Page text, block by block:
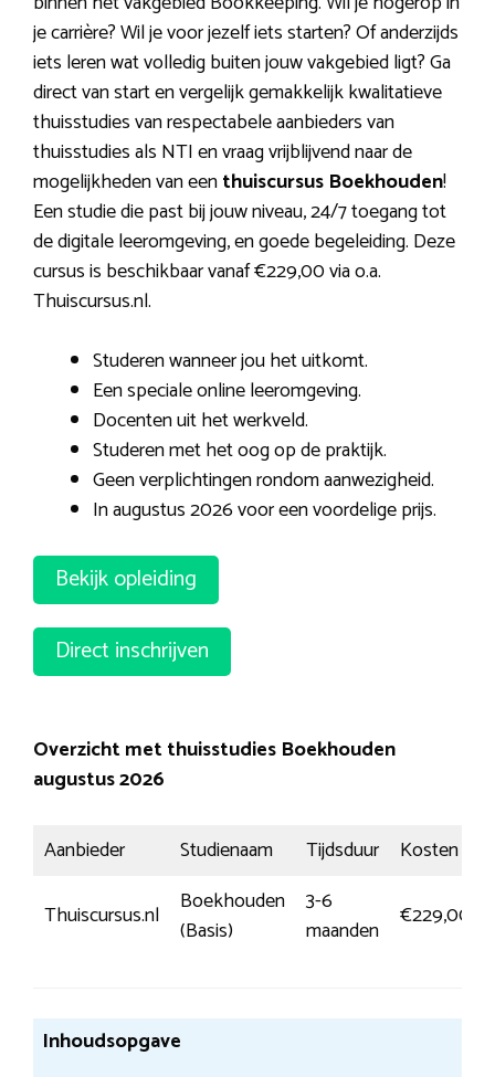
je carrière? Wil je voor jezelf iets starten? Of anderzijds
iets leren wat volledig buiten jouw vakgebied ligt? Ga
direct van start en vergelijk gemakkelijk kwalitatieve
thuisstudies van respectabele aanbieders van
thuisstudies als NTI en vraag vrijblijvend naar de
mogelijkheden van eenthuiscursus Boekhouden!
Een studie die past bij jouw niveau, 24/7 toegang tot
de digitale leeromgeving, en goede begeleiding. Deze
cursus is beschikbaar vanaf €229,00 via o.a.
Thuiscursus.nl.
Studeren wanneer jou het uitkomt.
Een speciale online leeromgeving.
Docenten uit het werkveld.
Studeren met het oog op de praktijk.
Geen verplichtingen rondom aanwezigheid.
In augustus 2026 voor een voordelige prijs.
Bekijk opleiding
Direct inschrijven
Overzicht met thuisstudies Boekhouden
augustus 2026
Aanbieder Studienaam Tijdsduur Kosten
Thuiscursus.nl
Boekhouden
(Basis)
3-6
maanden
€229,00
Inhoudsopgave